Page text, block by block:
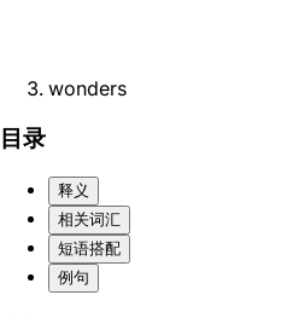
wonders
目录
释义
相关词汇
短语搭配
例句